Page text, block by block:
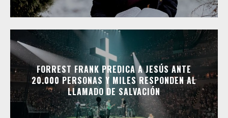
FORREST FRANK PREDICA A JESÚS ANTE
20.000 PERSONAS Y MILES RESPONDEN AL
LLAMADO DE SALVACIÓN